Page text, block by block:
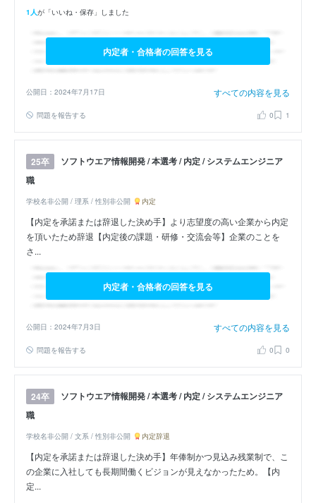
1人が「いいね・保存」しました
内定者・合格者の回答を見る
公開日：2024年7月17日 すべての内容を見る
問題を報告する 0 1
25卒
ソフトウエア情報開発 / 本選考 / 内定 / システムエンジニア
職
学校名非公開 / 理系 / 性別非公開 内定
【内定を承諾または辞退した決め手】より志望度の高い企業から内定
を頂いたため辞退【内定後の課題・研修・交流会等】企業のことを
さ...
内定者・合格者の回答を見る
公開日：2024年7月3日 すべての内容を見る
問題を報告する 0 0
24卒
ソフトウエア情報開発 / 本選考 / 内定 / システムエンジニア
職
学校名非公開 / 文系 / 性別非公開 内定辞退
【内定を承諾または辞退した決め手】年俸制かつ見込み残業制で、こ
の企業に入社しても長期間働くビジョンが見えなかったため。【内
定...